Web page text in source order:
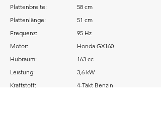
Plattenbreite:
Plattenlänge:
Frequenz:
Motor:
Hubraum:
Leistung:
Kraftstoff:
58 cm
51 cm
95 Hz
Honda GX160
163 cc
3,6 kW
4-Takt Benzin